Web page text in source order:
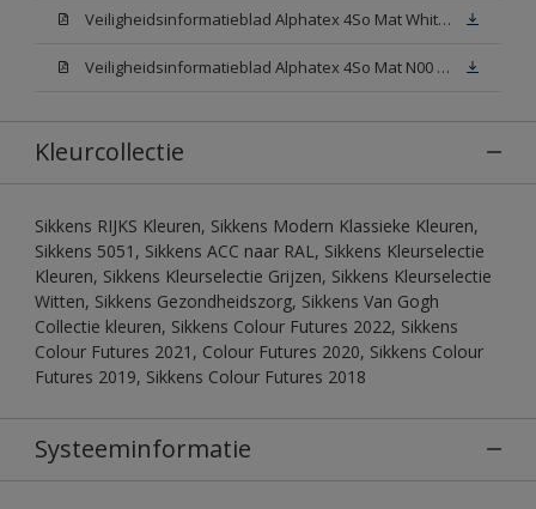
Veiligheidsinformatieblad Alphatex 4So Mat White W05 (MSDS)
Veiligheidsinformatieblad Alphatex 4So Mat N00 (MSDS)
Kleurcollectie
Sikkens RIJKS Kleuren, Sikkens Modern Klassieke Kleuren,
Sikkens 5051, Sikkens ACC naar RAL, Sikkens Kleurselectie
Kleuren, Sikkens Kleurselectie Grijzen, Sikkens Kleurselectie
Witten, Sikkens Gezondheidszorg, Sikkens Van Gogh
Collectie kleuren, Sikkens Colour Futures 2022, Sikkens
Colour Futures 2021, Colour Futures 2020, Sikkens Colour
Futures 2019, Sikkens Colour Futures 2018
Systeeminformatie